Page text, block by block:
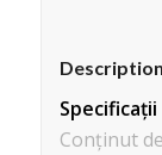
Description
Specificații
Conținut